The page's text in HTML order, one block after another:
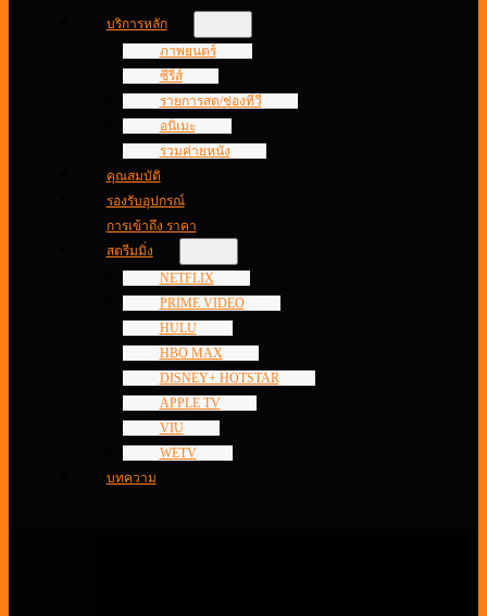
บริการหลัก
ภาพยนตร์
ซีรีส์
รายการสด/ช่องทีวี
อนิเมะ
รวมค่ายหนัง
คุณสมบัติ
รองรับอุปกรณ์
การเข้าถึง ราคา
สตรีมมิ่ง
NETFLIX
PRIME VIDEO
HULU
HBO MAX
DISNEY+ HOTSTAR
APPLE TV
VIU
WETV
บทความ